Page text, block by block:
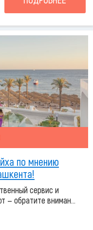
по мнению
сервис и
— обратите вниман...